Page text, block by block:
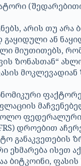
არის თუ არა
ან
მიუთითებს,
ზონასთან“
მოკლევადიან
დროებით
განაკვეთების
ეხმარება ისეთ
ბიტკოინი, ფასის